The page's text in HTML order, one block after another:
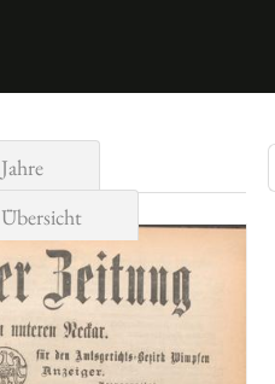
Jahre
Übersicht